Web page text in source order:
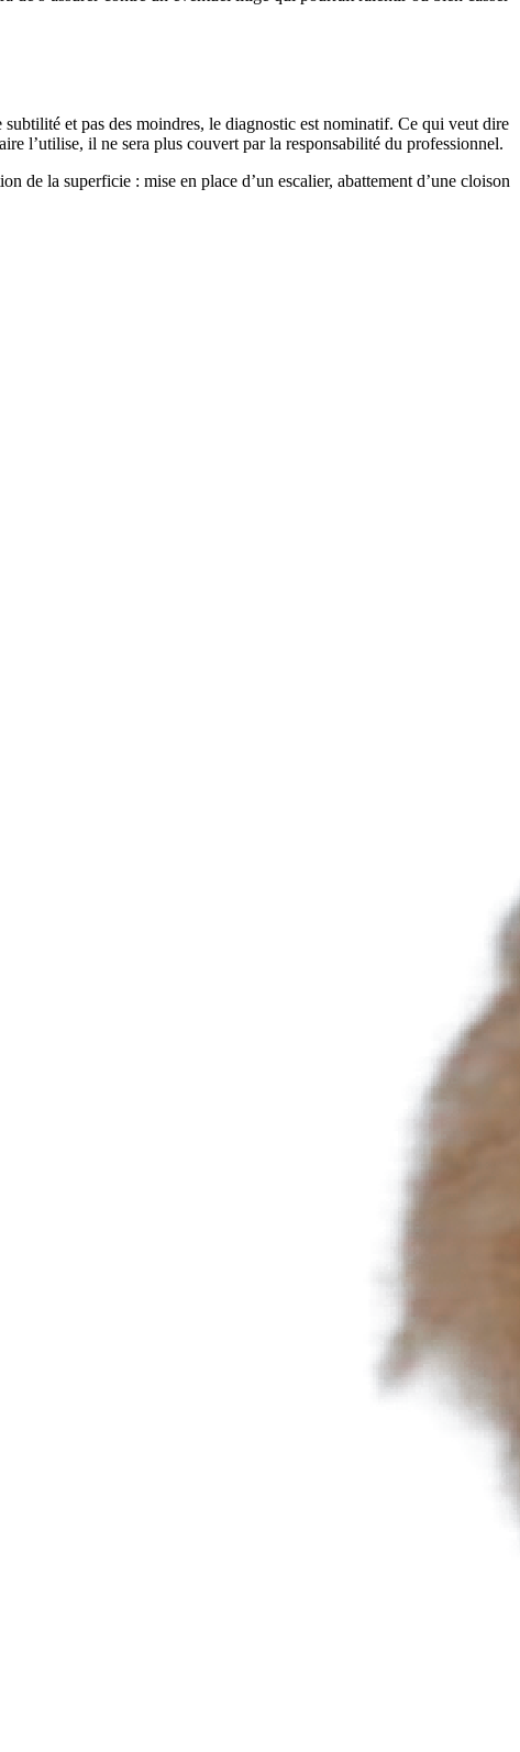
et pas des moindres, le diagnostic est nominatif. Ce qui veut dire
l’utilise, il ne sera plus couvert par la responsabilité du professionnel.
de la superficie : mise en place d’un escalier, abattement d’une cloison